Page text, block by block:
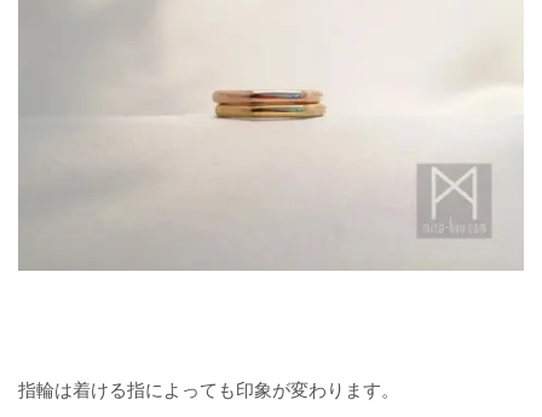
指輪は着ける指によっても印象が変わります。